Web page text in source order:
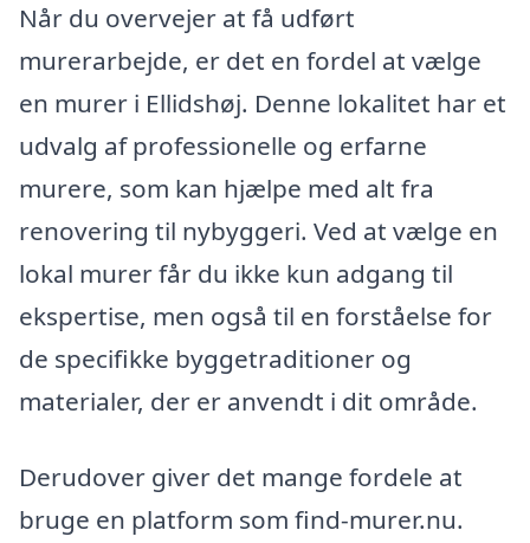
Når du overvejer at få udført
murerarbejde, er det en fordel at vælge
en murer i Ellidshøj. Denne lokalitet har et
udvalg af professionelle og erfarne
murere, som kan hjælpe med alt fra
renovering til nybyggeri. Ved at vælge en
lokal murer får du ikke kun adgang til
ekspertise, men også til en forståelse for
de specifikke byggetraditioner og
materialer, der er anvendt i dit område.
Derudover giver det mange fordele at
bruge en platform som find-murer.nu.